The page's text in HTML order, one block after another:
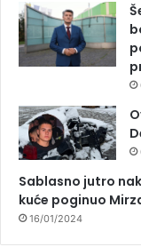
Sablasno jutro
kuće poginuo
16/01/2024